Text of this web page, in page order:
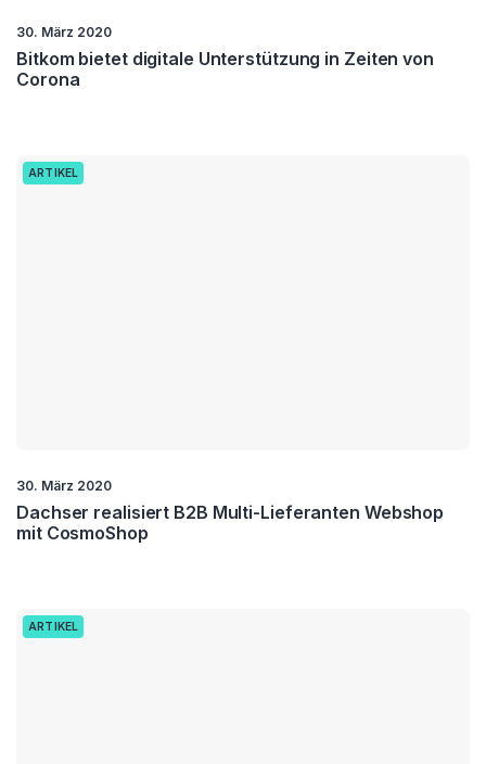
30. März 2020
Bitkom bietet digitale Unterstützung in Zeiten von
Corona
ARTIKEL
30. März 2020
Dachser realisiert B2B Multi-Lieferanten Webshop
mit CosmoShop
ARTIKEL